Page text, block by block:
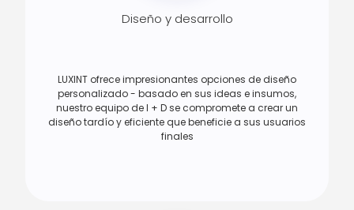
Diseño y desarrollo
LUXINT ofrece impresionantes opciones de diseño
personalizado - basado en sus ideas e insumos,
nuestro equipo de I + D se compromete a crear un
diseño tardío y eficiente que beneficie a sus usuarios
finales